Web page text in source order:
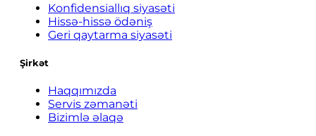
Konfidensiallıq siyasəti
Hissə-hissə ödəniş
Geri qaytarma siyasəti
Şirkət
Haqqımızda
Servis zəmanəti
Bizimlə əlaqə